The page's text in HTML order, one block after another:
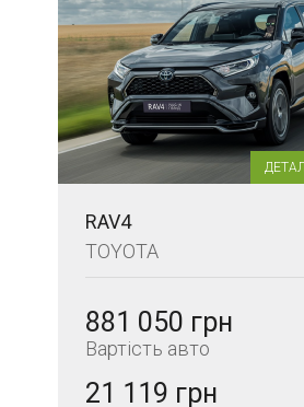
RAV4
TOYOTA
881 050 грн
Вартість авто
21 119 грн